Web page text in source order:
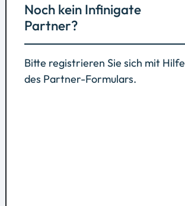
Noch kein Infinigate
Partner?
Bitte registrieren Sie sich mit Hilfe
des Partner-Formulars.